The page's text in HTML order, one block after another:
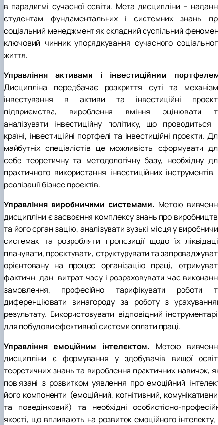
в парадигмі сучасної освіти. Мета дисципліни –
студентам фундаментальних і системних знань
соціальний менеджмент як складний суспільний феномен
ключовий чинник упорядкування сучасного
життя.
Управління активами і інвестиційним
Дисципліна передбачає розкриття суті та
інвестування в активи та інвестиційні
підприємства, вироблення вміння оцінювати
аналізувати інвестиційну політику, що проводиться
країні, інвестиційні портфелі та інвестиційні проєкти.
майбутніх спеціалістів це можливість сформувати
себе теоретичну та методологічну базу, необхідну
практичного використання інвестиційних інструментів
реалізації бізнес проєктів.
Управління виробничими системами. Метою
дисципліни є засвоєння комплексу знань про
та його організацію, аналізувати вузькі місця у
системах та розробляти пропозиції щодо їх
планувати, проєктувати, структурувати та
орієнтовану на процес організацію праці,
фактичні дані витрат часу і розраховувати час
замовлення, професійно тарифікувати роботи
диференціювати винагороду за роботу з
результату. Використовувати відповідний
для побудови ефективної системи оплати праці.
Управління емоційним інтелектом. Метою
дисципліни є формування у здобувачів вищої
теоретичних знань та вироблення практичних навичок,
пов’язані з розвитком уявлення про емоційний
його компоненти (емоційний, когнітивний,
та поведінковий) та необхідні особистісно-
якості, що впливають на розвиток емоційного інтелекту,